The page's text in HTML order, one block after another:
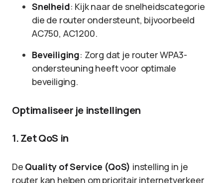
Snelheid: Kijk naar de snelheidscategorie
die de router ondersteunt, bijvoorbeeld
AC750, AC1200.
Beveiliging: Zorg dat je router WPA3-
ondersteuning heeft voor optimale
beveiliging.
Optimaliseer je instellingen
1. Zet QoS in
De Quality of Service (QoS) instelling in je
router kan helpen om prioritair internetverkeer